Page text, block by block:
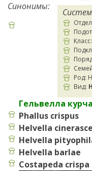
Род:
Вид:
Синонимы:
Гельвелла
Phallus crispus
Helvella
Helvella
Helvella barlae
Costapeda crispa